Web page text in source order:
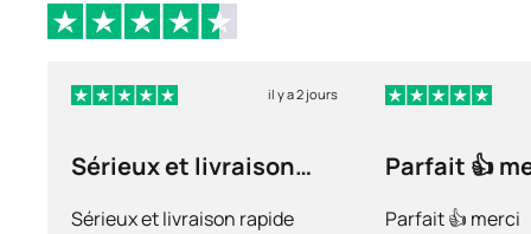
il y a 2 jours
Sérieux et livraison
Sérieux et livraison rapide
Parfait 👍
Parfait 👍 merci